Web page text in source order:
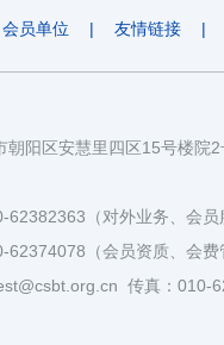
会员单位 | 友情链接 |
朝阳区安慧里四区15号楼
62382363（对外业务、会员
62374078（会员资质、会费
传真：010-